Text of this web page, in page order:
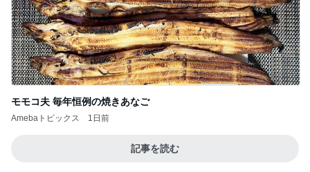
モモコ夫 毎年恒例の焼きあなご
Amebaトピックス 1日前
記事を読む